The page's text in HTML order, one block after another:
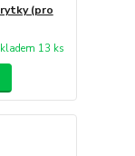
(pro
13 ks